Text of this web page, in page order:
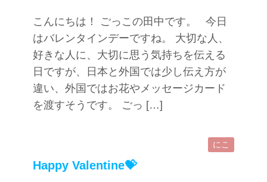
こんにちは！ ごっこの田中です。 今日
はバレンタインデーですね。 大切な人、
好きな人に、大切に思う気持ちを伝える
日ですが、日本と外国では少し伝え方が
違い、外国ではお花やメッセージカード
を渡すそうです。 ごっ […]
にこ
Happy Valentine💝